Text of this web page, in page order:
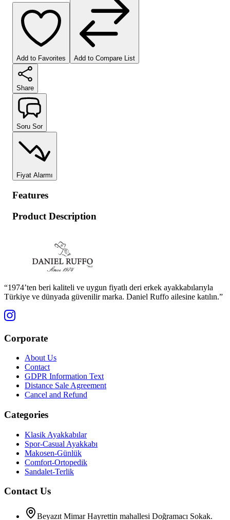
Add to Favorites Add to Compare List
Share
Soru Sor
Fiyat Alarmı
Features
Product Description
“1974’ten beri kaliteli ve uygun fiyatlı deri erkek ayakkabılarıyla
Türkiye ve dünyada güvenilir marka. Daniel Ruffo ailesine katılın.”
Corporate
About Us
Contact
GDPR Information Text
Distance Sale Agreement
Cancel and Refund
Categories
Klasik Ayakkabılar
Spor-Casual Ayakkabı
Makosen-Günlük
Comfort-Ortopedik
Sandalet-Terlik
Contact Us
Beyazıt Mimar Hayrettin mahallesi Doğramacı Sokak.